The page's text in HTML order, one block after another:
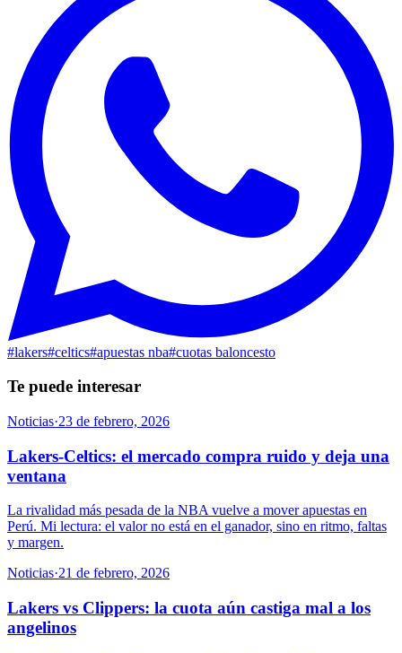
#lakers#celtics#apuestas nba#cuotas baloncesto
Te puede interesar
Noticias·23 de febrero, 2026
Lakers-Celtics: el mercado compra ruido y deja una
ventana
La rivalidad más pesada de la NBA vuelve a mover apuestas en
Perú. Mi lectura: el valor no está en el ganador, sino en ritmo, faltas
y margen.
Noticias·21 de febrero, 2026
Lakers vs Clippers: la cuota aún castiga mal a los
angelinos